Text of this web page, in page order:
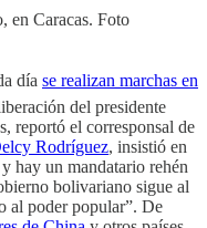
en Caracas. Foto
día se realizan marchas en
del presidente
reportó el corresponsal de
Rodríguez, insistió en
hay un mandatario rehén
bolivariano sigue al
al poder popular”. De